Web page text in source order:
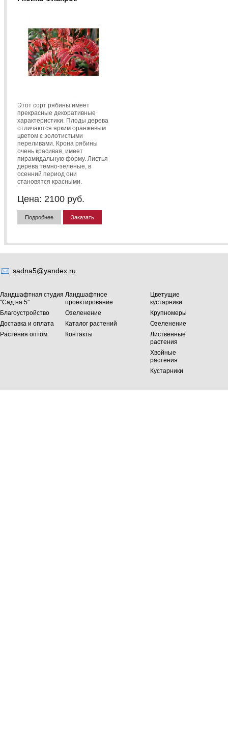
Этот сорт рябины имеет
прекрасные декоративные
характеристики. Плоды дерева
отличаются ярким оранжевым
цветом с золотистыми
переливами. Крона рябины
очень красивая, имеет
пирамидальную форму. Листья
дерева темно-зеленые, в
осенний период они
становятся красными.
Цена: 2100 руб.
Подробнее Заказать
sadna5@yandex.ru
Ландшафтная студия
"Сад на 5"
Ландшафтное
проектирование
Благоустройство
Озеленение
Доставка и оплата
Каталог растений
Растения оптом
Контакты
Цветущие
кустарники
Крупномеры
Озеленение
Лиственные
растения
Хвойные
растения
Кустарники